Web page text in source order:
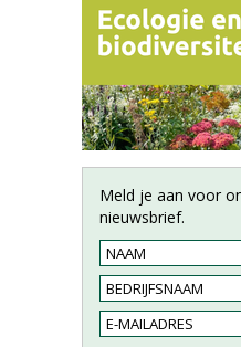
Meld je aan voor
nieuwsbrief.